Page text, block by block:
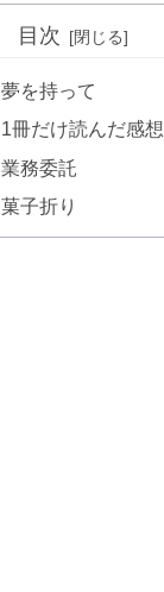
目次
夢を持って
1冊だけ読んだ感想
業務委託
菓子折り